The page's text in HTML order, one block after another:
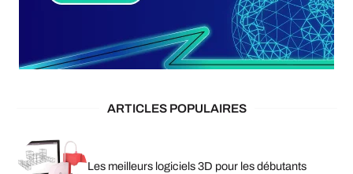
ARTICLES POPULAIRES
Les meilleurs logiciels 3D pour les débutants